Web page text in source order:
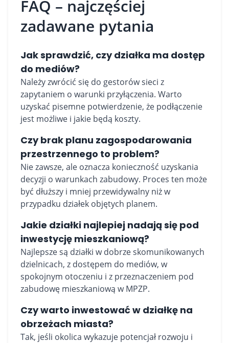
FAQ – najczęściej
zadawane pytania
Jak sprawdzić, czy działka ma dostęp
do mediów?
Należy zwrócić się do gestorów sieci z
zapytaniem o warunki przyłączenia. Warto
uzyskać pisemne potwierdzenie, że podłączenie
jest możliwe i jakie będą koszty.
Czy brak planu zagospodarowania
przestrzennego to problem?
Nie zawsze, ale oznacza konieczność uzyskania
decyzji o warunkach zabudowy. Proces ten może
być dłuższy i mniej przewidywalny niż w
przypadku działek objętych planem.
Jakie działki najlepiej nadają się pod
inwestycję mieszkaniową?
Najlepsze są działki w dobrze skomunikowanych
dzielnicach, z dostępem do mediów, w
spokojnym otoczeniu i z przeznaczeniem pod
zabudowę mieszkaniową w MPZP.
Czy warto inwestować w działkę na
obrzeżach miasta?
Tak, jeśli okolica wykazuje potencjał rozwoju i